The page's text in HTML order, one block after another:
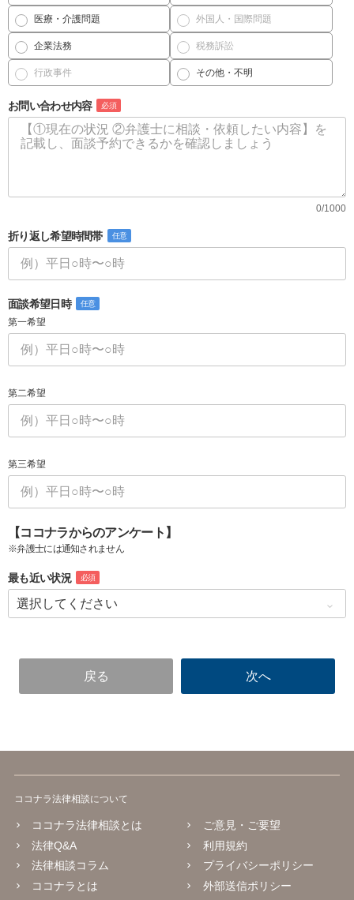
医療・介護問題 外国人・国際問題
企業法務 税務訴訟
行政事件 その他・不明
お問い合わせ内容 必須
0/1000
折り返し希望時間帯 任意
面談希望日時 任意
第一希望
第二希望
第三希望
【ココナラからのアンケート】
※弁護士には通知されません
最も近い状況 必須
ココナラ法律相談について
ココナラ法律相談とは
法律Q&A
法律相談コラム
ココナラとは
ご意見・ご要望
利用規約
プライバシーポリシー
外部送信ポリシー